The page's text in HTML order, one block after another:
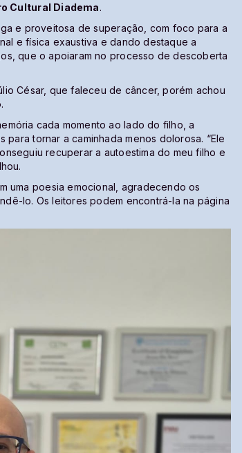
Cultural Diadema.
e proveitosa de superação, com foco para a
e física exaustiva e dando destaque a
que o apoiaram no processo de descoberta
César, que faleceu de câncer, porém achou
cada momento ao lado do filho, a
tornar a caminhada menos dolorosa. “Ele
recuperar a autoestima do meu filho e
uma poesia emocional, agradecendo os
lo. Os leitores podem encontrá-la na página